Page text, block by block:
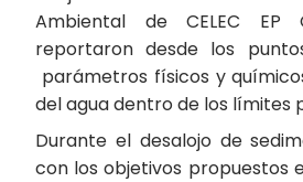
Ambiental de CELEC EP
reportaron desde los
parámetros físicos y
del agua dentro de los límites
Durante el desalojo de
con los objetivos propuestos